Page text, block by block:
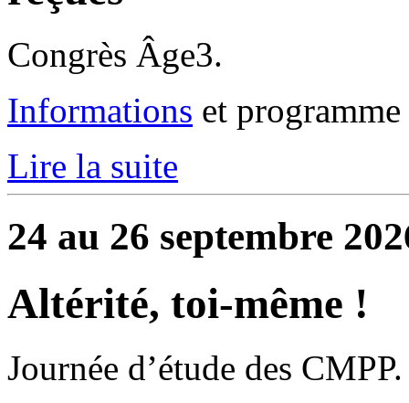
Congrès Âge3.
Informations et
Lire la suite
24 au 26 septembre
Altérité, toi-même !
Journée d’étude des CMPP.